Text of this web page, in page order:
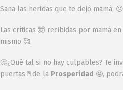
Sana las heridas que te dejó mamá,
Las críticas 🤯 recibidas por mamá
mismo 🥰.
🤔¿Qué tal si no hay culpables? Te
puertas🚪de la Prosperidad 🤩,